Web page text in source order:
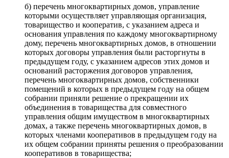
б) перечень многоквартирных домов, управление
которыми осуществляет управляющая организация,
товарищество и кооператив, с указанием адреса и
основания управления по каждому многоквартирному
дому, перечень многоквартирных домов, в отношении
которых договоры управления были расторгнуты в
предыдущем году, с указанием адресов этих домов и
оснований расторжения договоров управления,
перечень многоквартирных домов, собственники
помещений в которых в предыдущем году на общем
собрании приняли решение о прекращении их
объединения в товарищества для совместного
управления общим имуществом в многоквартирных
домах, а также перечень многоквартирных домов, в
которых членами кооперативов в предыдущем году на
их общем собрании приняты решения о преобразовании
кооперативов в товарищества;